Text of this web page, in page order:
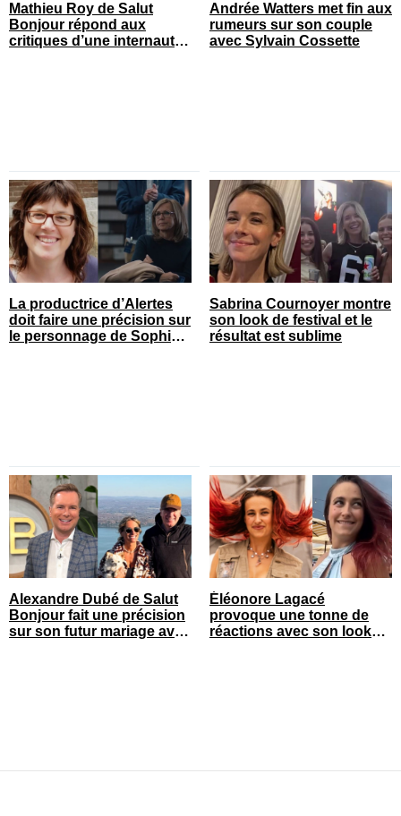
Mathieu Roy de Salut
Bonjour répond aux
critiques d’une internaute
Andrée Watters met fin aux
rumeurs sur son couple
avec Sylvain Cossette
La productrice d’Alertes
doit faire une précision sur
le personnage de Sophie
Sabrina Cournoyer montre
son look de festival et le
résultat est sublime
Alexandre Dubé de Salut
Bonjour fait une précision
sur son futur mariage avec
Éléonore Lagacé
provoque une tonne de
réactions avec son look